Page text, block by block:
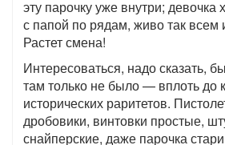
эту парочку уже внутри; девочка
с папой по рядам, живо так всем
Растет смена!
Интересоваться, надо сказать,
там только не было — вплоть до
исторических раритетов.
дробовики, винтовки простые,
снайперские, даже парочка